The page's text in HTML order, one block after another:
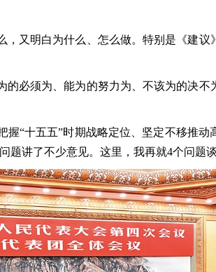
又明白为什么、怎么做。特别是《建议
必须为、能为的努力为、不该为的决不
“十五五”时期战略定位、坚定不移推动
讲了不少意见。这里，我再就4个问题谈